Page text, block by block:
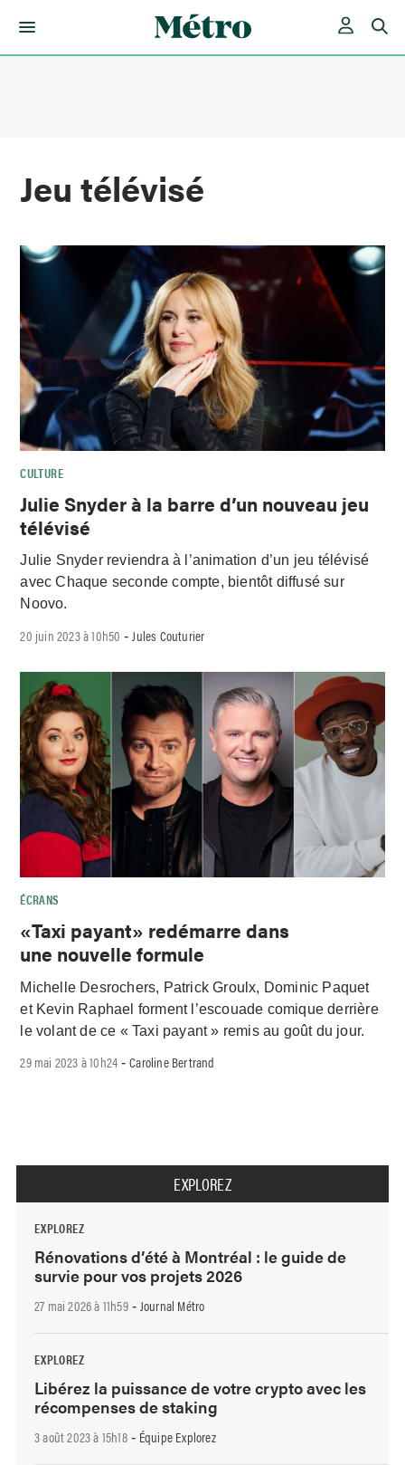
Jeu télévisé
CULTURE
Julie Snyder à la barre d’un nouveau jeu
télévisé
Julie Snyder reviendra à l’animation d’un jeu télévisé
avec Chaque seconde compte, bientôt diffusé sur
Noovo.
20 juin 2023 à 10h50 - Jules Couturier
ÉCRANS
«Taxi payant» redémarre dans
une nouvelle formule
Michelle Desrochers, Patrick Groulx, Dominic Paquet
et Kevin Raphael forment l’escouade comique derrière
le volant de ce « Taxi payant » remis au goût du jour.
29 mai 2023 à 10h24 -Caroline Bertrand
EXPLOREZ
EXPLOREZ
Rénovations d’été à Montréal : le guide de
survie pour vos projets 2026
27 mai 2026 à 11h59- Journal Métro
EXPLOREZ
Libérez la puissance de votre crypto avec les
récompenses de staking
3 août 2023 à 15h18- Équipe Explorez